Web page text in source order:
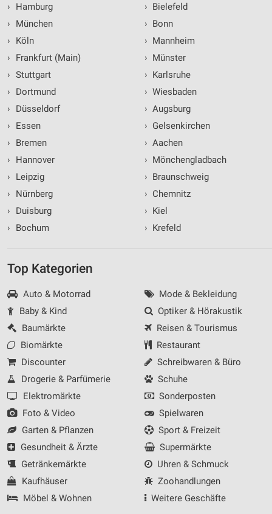
›
Hamburg
›
München
›
Köln
›
Frankfurt (Main)
› Stuttgart
›
Dortmund
›
Düsseldorf
›
Essen
›
Bremen
›
Hannover
›
Leipzig
›
Nürnberg
›
Duisburg
›
Bochum
› Bielefeld
› Bonn
› Mannheim
› Münster
› Karlsruhe
› Wiesbaden
› Augsburg
› Gelsenkirchen
› Aachen
› Mönchengladbach
› Braunschweig
› Chemnitz
› Kiel
› Krefeld
Top Kategorien
Auto & Motorrad
Baby & Kind
Baumärkte
Biomärkte
Discounter
Drogerie & Parfümerie
Elektromärkte
Foto & Video
Garten & Pflanzen
Gesundheit & Ärzte
Getränkemärkte
Kaufhäuser
Möbel & Wohnen
Mode & Bekleidung
Optiker & Hörakustik
Reisen & Tourismus
Restaurant
Schreibwaren & Büro
Schuhe
Sonderposten
Spielwaren
Sport & Freizeit
Supermärkte
Uhren & Schmuck
Zoohandlungen
Weitere Geschäfte